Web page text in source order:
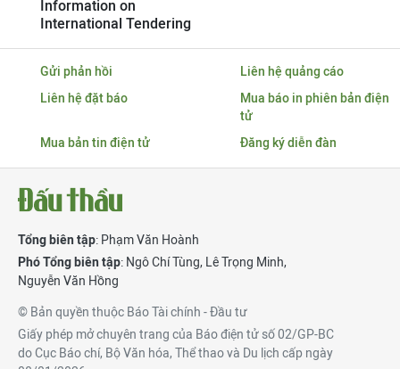
Information on
International Tendering
Gửi phản hồi
Liên hệ quảng cáo
Liên hệ đặt báo
Mua báo in phiên bản điện
tử
Mua bản tin điện tử
Đăng ký diễn đàn
Tổng biên tập: Phạm Văn Hoành
Phó Tổng biên tập: Ngô Chí Tùng, Lê Trọng Minh,
Nguyễn Văn Hồng
© Bản quyền thuộc Báo Tài chính - Đầu tư
Giấy phép mở chuyên trang của Báo điện tử số 02/GP-BC
do Cục Báo chí, Bộ Văn hóa, Thể thao và Du lịch cấp ngày